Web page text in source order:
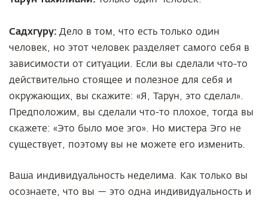
Садхгуру: Дело в том, что есть только один
человек, но этот человек разделяет самого себя в
зависимости от ситуации. Если вы сделали что-то
действительно стоящее и полезное для себя и
окружающих, вы скажите: «Я, Тарун, это сделал».
Предположим, вы сделали что-то плохое, тогда вы
скажете: «Это было мое эго». Но мистера Эго не
существует, поэтому вы не можете его изменить.
Ваша индивидуальность неделима. Как только вы
осознаете, что вы — это одна индивидуальность и